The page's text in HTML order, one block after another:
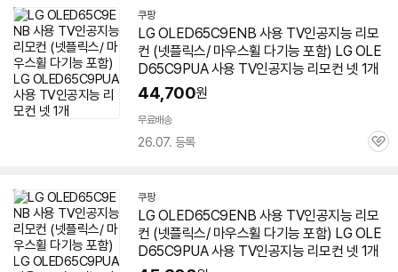
쿠팡
LG OLED65C9ENB 사용 TV인공지능 리모
컨 (넷플릭스/ 마우스휠 다기능 포함) LG OLE
D65C9PUA 사용 TV인공지능 리모컨 넷 1개
44,700원
무료배송
26.07. 등록
관
쿠팡
LG OLED65C9ENB 사용 TV인공지능 리모
컨 (넷플릭스/ 마우스휠 다기능 포함) LG OLE
D65C9PUA 사용 TV인공지능 리모컨 넷 1개